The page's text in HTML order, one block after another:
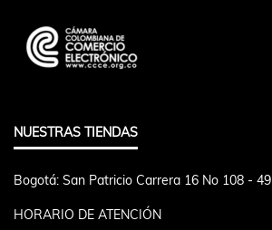
NUESTRAS TIENDAS
Bogotá: San Patricio Carrera 16 No 108 - 49
HORARIO DE ATENCIÓN